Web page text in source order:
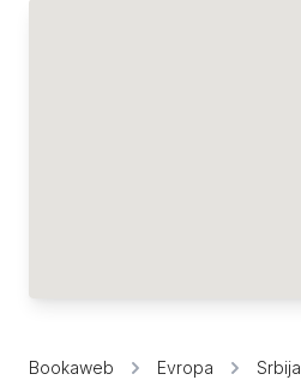
Bookaweb Evropa Srbija